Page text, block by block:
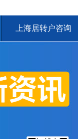
上海居转户咨询